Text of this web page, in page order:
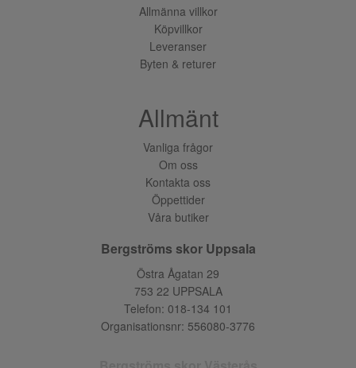
Allmänna villkor
Köpvillkor
Leveranser
Byten & returer
Allmänt
Vanliga frågor
Om oss
Kontakta oss
Öppettider
Våra butiker
Bergströms skor Uppsala
Östra Ågatan 29
753 22 UPPSALA
Telefon: 018-134 101
Organisationsnr: 556080-3776